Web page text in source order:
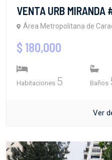
VENTA URB
Área Metropolitana de
$ 180,000
Habitaciones 5 Baños
Ver